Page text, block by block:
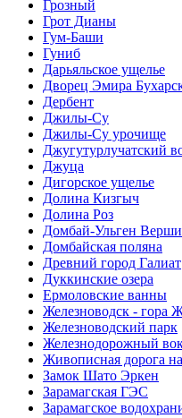
Грозный
Грот Дианы
Гум-Баши
Гуниб
Дарьяльское ущелье
Дворец Эмира
Дербент
Джилы-Су
Джилы-Су урочище
Джугутурлучатский
Джуца
Дигорское ущелье
Долина Кизгыч
Долина Роз
Домбай-Ульген
Домбайская поляна
Древний город Галиат
Дуккинские озера
Ермоловские ванны
Железноводск - гора
Железноводский парк
Железнодорожный
Живописная дорога
Замок Шато Эркен
Зарамагская ГЭС
Зарамагское